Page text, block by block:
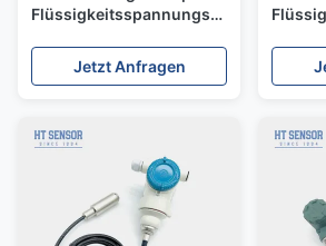
Flüssigkeitsspannungssensor
Piezoresistive
Jetzt Anfragen
20ma